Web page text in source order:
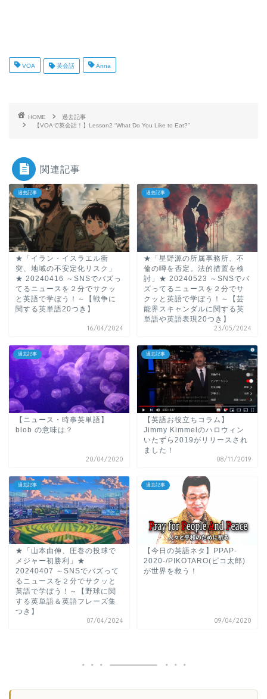
VOA 英会話 Anna
HOME
過去記事
【VOAで英会話！】Lesson2 “What Do You Like to Eat?”
関連記事
過去記事
★「イラン・イスラエル衝
突、地域の不安定化リスク」
★ 20240416 ～SNSでバズっ
てるニュースを２分でサクッ
と英語で学ぼう！～【戦争に
関する英単語20つき】
16/04/2024
過去記事
★「星野源の所属事務所、不
倫の噂を否定。法的措置を検
討」★ 20240523 ～SNSでバ
ズってるニュースを２分でサ
クッと英語で学ぼう！～【芸
能界スキャンダルに関する英
単語や英語表現20つき】
23/05/2024
過去記事
【ニュース・時事英単語】
blob の意味は？
20/04/2020
過去記事
【英語お役立ちコラム】
Jimmy Kimmelのハロウィン
いたずら2019がリリースされ
ました！
08/11/2019
過去記事
★「山本由伸、圧巻の投球で
メジャー初勝利」★
20240407 ～SNSでバズって
るニュースを２分でサクッと
英語で学ぼう！～【野球に関
する英単語＆英語フレーズ集
つき】
07/04/2024
過去記事
【今日の英語ネタ】PPAP-
2020-/PIKOTARO(ピコ太郎)
が世界を救う！
09/04/2020